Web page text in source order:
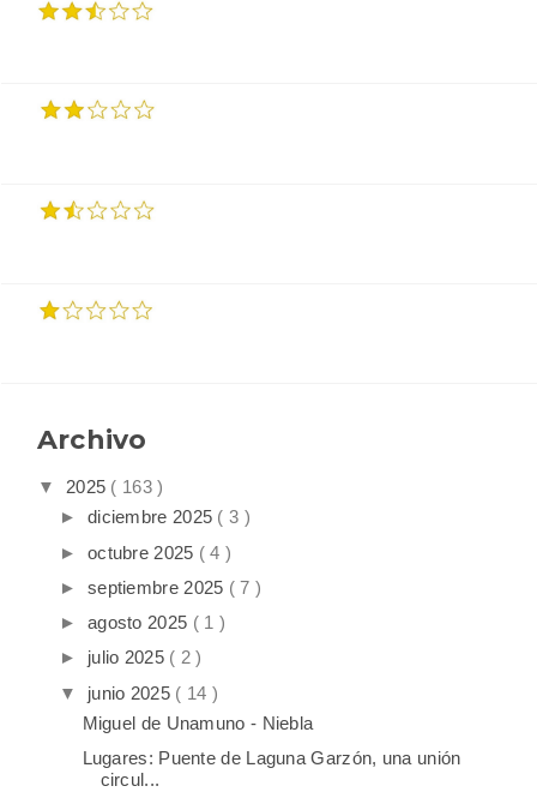
Archivo
▼ 2025 ( 163 )
► diciembre 2025 ( 3 )
► octubre 2025 ( 4 )
► septiembre 2025 ( 7 )
► agosto 2025 ( 1 )
► julio 2025 ( 2 )
▼ junio 2025 ( 14 )
Miguel de Unamuno - Niebla
Lugares: Puente de Laguna Garzón, una unión
circul...